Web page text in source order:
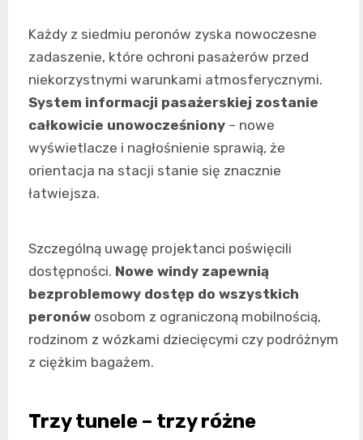
Każdy z siedmiu peronów zyska nowoczesne
zadaszenie, które ochroni pasażerów przed
niekorzystnymi warunkami atmosferycznymi.
System informacji pasażerskiej zostanie
całkowicie unowocześniony – nowe
wyświetlacze i nagłośnienie sprawią, że
orientacja na stacji stanie się znacznie
łatwiejsza.
Szczególną uwagę projektanci poświęcili
dostępności. Nowe windy zapewnią
bezproblemowy dostęp do wszystkich
peronów osobom z ograniczoną mobilnością,
rodzinom z wózkami dziecięcymi czy podróżnym
z ciężkim bagażem.
Trzy tunele – trzy różne